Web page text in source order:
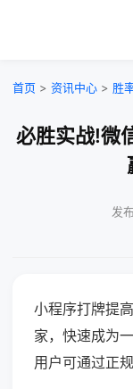
首页 > 资讯中心 > 胜
必胜实战!微
发
小程序打牌提
家，快速成为
用户可通过正